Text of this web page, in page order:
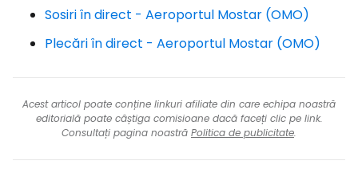
Sosiri în direct - Aeroportul Mostar (OMO)
Plecări în direct - Aeroportul Mostar (OMO)
Acest articol poate conține linkuri afiliate din care echipa noastră
editorială poate câștiga comisioane dacă faceți clic pe link.
Consultați pagina noastră Politica de publicitate.